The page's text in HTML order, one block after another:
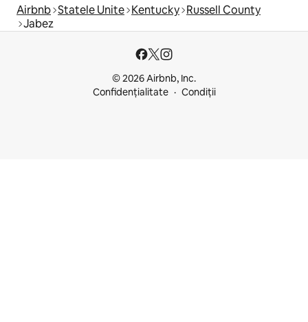
Airbnb Statele Unite Kentucky Russell County
Jabez
© 2026 Airbnb, Inc.
Confidențialitate
Condiții